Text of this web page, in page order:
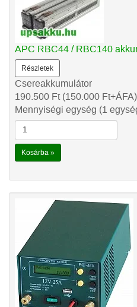
APC RBC44 / RBC140
Részletek
Csereakkumulátor
190.500 Ft(150.000 Ft+ÁFA)
Mennyiségi egység (1
Kosárba »